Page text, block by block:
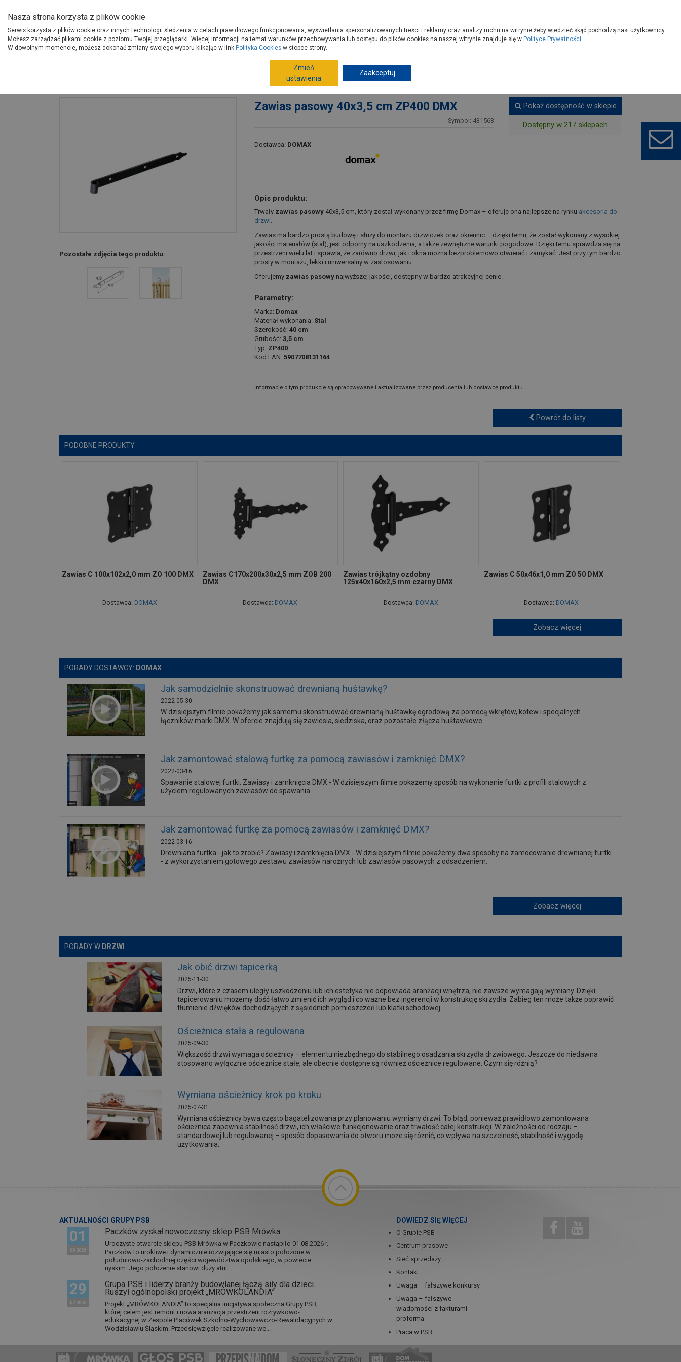
Produkty
O Grupie PSB
Gdzie kupisz Porady
Akcesoria do drzwi
Pozostałe zdjęcia tego produktu:
Zawias pasowy 40x3,5 cm ZP400 DMX
Symbol: 431563
Dostawca: DOMAX
Pokaż dostępność w sklepie
Dostępny w 217 sklepach
Opis produktu:
Trwały zawias pasowy 40x3,5 cm, który został wykonany przez firmę Domax – oferuje ona najlepsze na rynku akcesoria do
drzwi.
Zawias ma bardzo prostą budowę i służy do montażu drzwiczek oraz okiennic – dzięki temu, że został wykonany z wysokiej
jakości materiałów (stal), jest odporny na uszkodzenia, a także zewnętrzne warunki pogodowe. Dzięki temu sprawdza się na
przestrzeni wielu lat i sprawia, że zarówno drzwi, jak i okna można bezproblemowo otwierać i zamykać. Jest przy tym bardzo
prosty w montażu, lekki i uniwersalny w zastosowaniu.
Oferujemy zawias pasowy najwyższej jakości, dostępny w bardzo atrakcyjnej cenie.
Parametry:
Marka: Domax
Materiał wykonania: Stal
Szerokość: 40 cm
Grubość: 3,5 cm
Typ: ZP400
Kod EAN: 5907708131164
Informacje o tym produkcie są opracowywane i aktualizowane przez producenta lub dostawcę produktu.
Powrót do listy
PODOBNE PRODUKTY
Zawias C 100x102x2,0 mm ZO 100 DMX
Dostawca: DOMAX
Zawias C170x200x30x2,5 mm ZOB 200
DMX
Dostawca: DOMAX
Zawias trójkątny ozdobny
125x40x160x2,5 mm czarny DMX
Dostawca: DOMAX
Zawias C 50x46x1,0 mm ZO 50 DMX
Dostawca: DOMAX
Zobacz więcej
PORADY DOSTAWCY: DOMAX
Jak samodzielnie skonstruować drewnianą huśtawkę?
2022-05-30
W dzisiejszym filmie pokażemy jak samemu skonstruować drewnianą huśtawkę ogrodową za pomocą wkrętów, kotew i specjalnych
łączników marki DMX. W ofercie znajdują się zawiesia, siedziska, oraz pozostałe złącza huśtawkowe.
Jak zamontować stalową furtkę za pomocą zawiasów i zamknięć DMX?
2022-03-16
Spawanie stalowej furtki. Zawiasy i zamknięcia DMX - W dzisiejszym filmie pokażemy sposób na wykonanie furtki z profili stalowych z
użyciem regulowanych zawiasów do spawania.
Jak zamontować furtkę za pomocą zawiasów i zamknięć DMX?
2022-03-16
Drewniana furtka - jak to zrobić? Zawiasy i zamknięcia DMX - W dzisiejszym filmie pokażemy dwa sposoby na zamocowanie drewnianej furtki
- z wykorzystaniem gotowego zestawu zawiasów narożnych lub zawiasów pasowych z odsadzeniem.
Zobacz więcej
PORADY W DRZWI
Jak obić drzwi tapicerką
2025-11-30
Drzwi, które z czasem uległy uszkodzeniu lub ich estetyka nie odpowiada aranżacji wnętrza, nie zawsze wymagają wymiany. Dzięki
tapicerowaniu możemy dość łatwo zmienić ich wygląd i co ważne bez ingerencji w konstrukcję skrzydła. Zabieg ten może także poprawić
tłumienie dźwięków dochodzących z sąsiednich pomieszczeń lub klatki schodowej.
Ościeżnica stała a regulowana
2025-09-30
Większość drzwi wymaga ościeżnicy – elementu niezbędnego do stabilnego osadzania skrzydła drzwiowego. Jeszcze do niedawna
stosowano wyłącznie ościeżnice stałe, ale obecnie dostępne są również ościeżnice regulowane. Czym się różnią?
Wymiana ościeżnicy krok po kroku
2025-07-31
Wymiana ościeżnicy bywa często bagatelizowana przy planowaniu wymiany drzwi. To błąd, ponieważ prawidłowo zamontowana
ościeżnica zapewnia stabilność drzwi, ich właściwe funkcjonowanie oraz trwałość całej konstrukcji. W zależności od rodzaju –
standardowej lub regulowanej – sposób dopasowania do otworu może się różnić, co wpływa na szczelność, stabilność i wygodę
użytkowania.
AKTUALNOŚCI GRUPY PSB
01
08 2026
Paczków zyskał nowoczesny sklep PSB Mrówka
Uroczyste otwarcie sklepu PSB Mrówka w Paczkowie nastąpiło 01.08.2026 r.
Paczków to urokliwe i dynamicznie rozwijające się miasto położone w
południowo-zachodniej części województwa opolskiego, w powiecie
nyskim. Jego położenie stanowi duży atut...
29
07 2026
Grupa PSB i liderzy branży budowlanej łączą siły dla dzieci.
Ruszył ogólnopolski projekt „MRÓWKOLANDIA”
Projekt „MRÓWKOLANDIA” to specjalna inicjatywa społeczna Grupy PSB,
której celem jest remont i nowa aranżacja przestrzeni rozrywkowo-
edukacyjnej w Zespole Placówek Szkolno-Wychowawczo-Rewalidacyjnych w
Wodzisławiu Śląskim. Przedsięwzięcie realizowane we...
DOWIEDZ SIĘ WIĘCEJ
O Grupie PSB
Centrum prasowe
Sieć sprzedaży
Kontakt
Uwaga – fałszywe konkursy
Uwaga – fałszywe
wiadomości z fakturami
proforma
Praca w PSB
Nasza strona korzysta z plików cookie
Serwis korzysta z plików cookie oraz innych technologii śledzenia w celach prawidłowego funkcjonowania, wyświetlania spersonalizowanych treści i reklamy oraz analizy ruchu na witrynie żeby wiedzieć skąd pochodzą nasi użytkownicy.
Możesz zarządzać plikami cookie z poziomu Twojej przeglądarki. Więcej informacji na temat warunków przechowywania lub dostępu do plików cookies na naszej witrynie znajduje się w Polityce Prywatności.
W dowolnym momencie, możesz dokonać zmiany swojego wyboru klikając w link Polityka Cookies w stopce strony.
Zmień
ustawienia
Zaakceptuj